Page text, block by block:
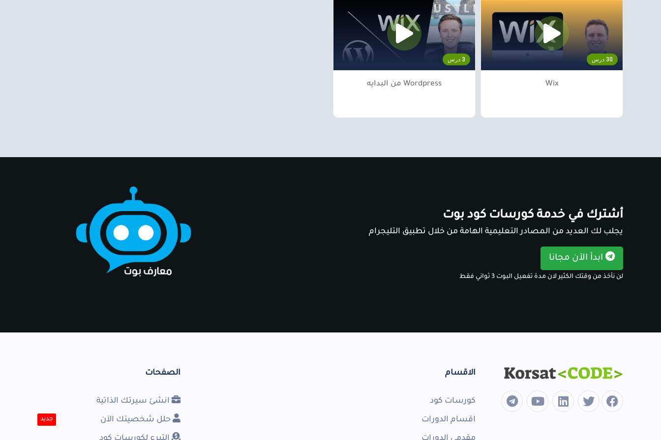
30 درس
Wix
3 درس
Wordpress من البدايه
أشترك في خدمة كورسات كود بوت
يجلب لك العديد من المصادر التعليمية الهامة من خلال تطبيق التليجرام
ابدأ الآن مجانا
لن نأخذ من وقتك الكثير لان مدة تفعيل البوت 3 ثواني فقط
الاقسام
كورسات كود
اقسام الدورات
الصفحات
انشئ سيرتك الذاتية
حلل شخصيتك الآن جديد